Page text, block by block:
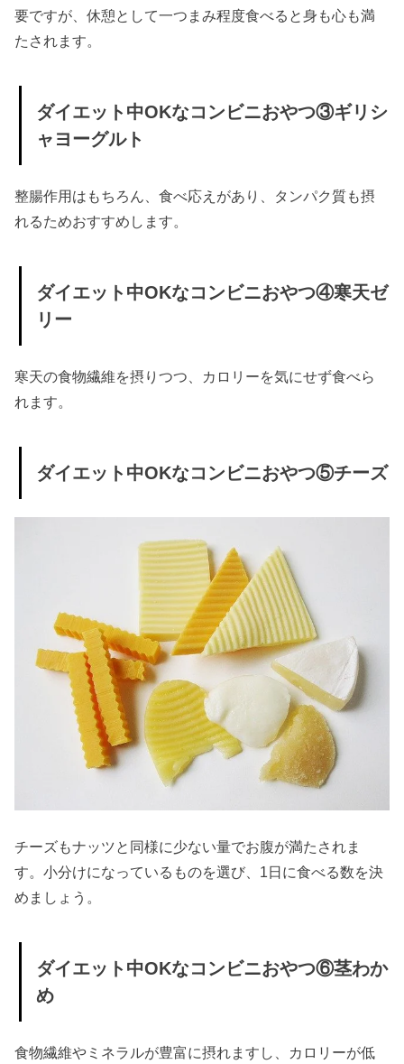
要ですが、休憩として一つまみ程度食べると身も心も満
たされます。
ダイエット中OKなコンビニおやつ③ギリシ
ャヨーグルト
整腸作用はもちろん、食べ応えがあり、タンパク質も摂
れるためおすすめします。
ダイエット中OKなコンビニおやつ④寒天ゼ
リー
寒天の食物繊維を摂りつつ、カロリーを気にせず食べら
れます。
ダイエット中OKなコンビニおやつ⑤チーズ
チーズもナッツと同様に少ない量でお腹が満たされま
す。小分けになっているものを選び、1日に食べる数を決
めましょう。
ダイエット中OKなコンビニおやつ⑥茎わか
め
食物繊維やミネラルが豊富に摂れますし、カロリーが低